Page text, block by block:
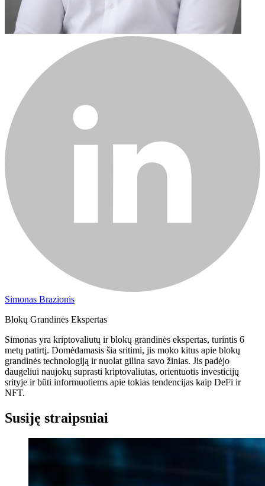
Simonas Brazionis
Blokų Grandinės Ekspertas
Simonas yra kriptovaliutų ir blokų grandinės ekspertas, turintis 6
metų patirtį. Domėdamasis šia sritimi, jis moko kitus apie blokų
grandinės technologiją ir nuolat gilina savo žinias. Jis padėjo
daugeliui naujokų suprasti kriptovaliutas, orientuotis investicijų
srityje ir būti informuotiems apie tokias tendencijas kaip DeFi ir
NFT.
Susiję straipsniai